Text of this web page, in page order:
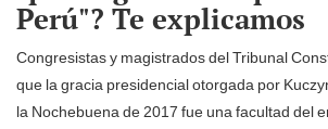
Perú"? Te explicamos
Congresistas y magistrados del Tribunal
que la gracia presidencial otorgada por
la Nochebuena de 2017 fue una facultad del